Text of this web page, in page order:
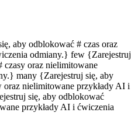
aby odblokować # czas oraz
odmiany.} few {Zarejestruj
czasy oraz nielimitowane
many {Zarejestruj się, aby
nielimitowane przykłady AI i
się, aby odblokować
przykłady AI i ćwiczenia